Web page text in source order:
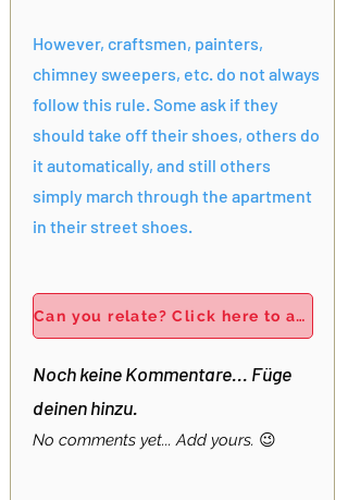
However, craftsmen, painters,
chimney sweepers, etc. do not always
follow this rule. Some ask if they
should take off their shoes, others do
it automatically, and still others
simply march through the apartment
in their street shoes.
Can you relate? Click here to add your own story!
Noch keine Kommentare... Füge
deinen hinzu.
No comments yet... Add yours. 😉